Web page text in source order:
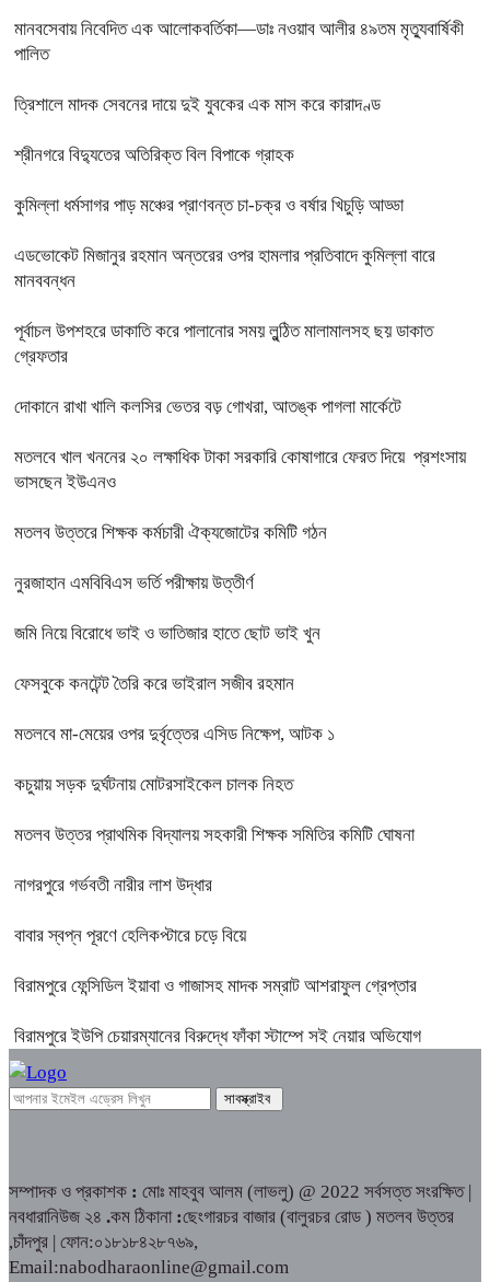
মানবসেবায় নিবেদিত এক আলোকবর্তিকা—ডাঃ নওয়াব আলীর ৪৯তম মৃত্যুবার্ষিকী
পালিত
ত্রিশালে মাদক সেবনের দায়ে দুই যুবকের এক মাস করে কারাদণ্ড
শ্রীনগরে বিদ্যুতের অতিরিক্ত বিল বিপাকে গ্রাহক
কুমিল্লা ধর্মসাগর পাড় মঞ্চের প্রাণবন্ত চা-চক্র ও বর্ষার খিচুড়ি আড্ডা
এডভোকেট মিজানুর রহমান অন্তরের ওপর হামলার প্রতিবাদে কুমিল্লা বারে
মানববন্ধন
পূর্বাচল উপশহরে ডাকাতি করে পালানোর সময় লুন্ঠিত মালামালসহ ছয় ডাকাত
গ্রেফতার
দোকানে রাখা খালি কলসির ভেতর বড় গোখরা, আতঙ্ক পাগলা মার্কেটে
মতলবে খাল খননের ২০ লক্ষাধিক টাকা সরকারি কোষাগারে ফেরত দিয়ে প্রশংসায়
ভাসছেন ইউএনও
মতলব উত্তরে শিক্ষক কর্মচারী ঐক্যজোটের কমিটি গঠন
নুরজাহান এমবিবিএস ভর্তি পরীক্ষায় উত্তীর্ণ
জমি নিয়ে বিরোধে ভাই ও ভাতিজার হাতে ছোট ভাই খুন
ফেসবুকে কনটেন্ট তৈরি করে ভাইরাল সজীব রহমান
মতলবে মা-মেয়ের ওপর দুর্বৃত্তের এসিড নিক্ষেপ, আটক ১
কচুয়ায় সড়ক দুর্ঘটনায় মোটরসাইকেল চালক নিহত
মতলব উত্তর প্রাথমিক বিদ্যালয় সহকারী শিক্ষক সমিতির কমিটি ঘোষনা
নাগরপুরে গর্ভবতী নারীর লাশ উদ্ধার
বাবার স্বপ্ন পূরণে হেলিকপ্টারে চড়ে বিয়ে
বিরামপুরে ফেন্সিডিল ইয়াবা ও গাজাসহ মাদক সম্রাট আশরাফুল গ্রেপ্তার
বিরামপুরে ইউপি চেয়ারম্যানের বিরুদ্ধে ফাঁকা স্টাম্পে সই নেয়ার অভিযোগ
সম্পাদক ও প্রকাশক : মোঃ মাহবুব আলম (লাভলু) @ 2022 সর্বসত্ত সংরক্ষিত |
নবধারানিউজ ২৪ .কম ঠিকানা :ছেংগারচর বাজার (বালুরচর রোড ) মতলব উত্তর
,চাঁদপুর | ফোন:০১৮১৮৪২৮৭৬৯,
Email:nabodharaonline@gmail.com